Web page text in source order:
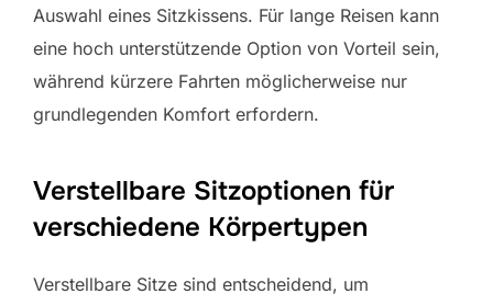
Auswahl eines Sitzkissens. Für lange Reisen kann
eine hoch unterstützende Option von Vorteil sein,
während kürzere Fahrten möglicherweise nur
grundlegenden Komfort erfordern.
Verstellbare Sitzoptionen für
verschiedene Körpertypen
Verstellbare Sitze sind entscheidend, um